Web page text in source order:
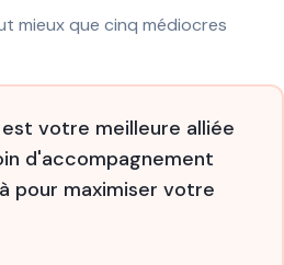
mieux que cinq médiocres
votre meilleure alliée
d'accompagnement
pour maximiser votre